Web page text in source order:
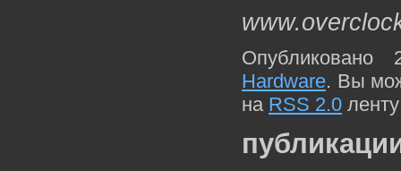
Hardware. Вы
на RSS 2.0